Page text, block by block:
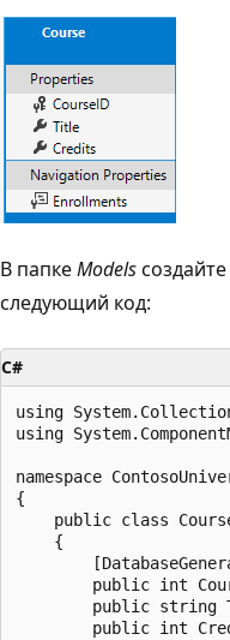
В папкеModelsсоздайте
следующий код:
C#
using
using
namespace
{
public class
    {
public int
public string
public int